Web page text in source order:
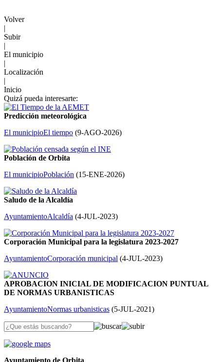
Volver
|
Subir
|
El municipio
|
Localización
|
Inicio
Quizá pueda interesarte:
Predicción meteorológica
El municipioEl tiempo (9-AGO-2026)
Población de Orbita
El municipioPoblación (15-ENE-2026)
Saludo de la Alcaldía
AyuntamientoAlcaldía (4-JUL-2023)
Corporación Municipal para la legislatura 2023-2027
AyuntamientoCorporación municipal (4-JUL-2023)
APROBACION INICIAL DE MODIFICACION PUNTUAL
DE NORMAS URBANISTICAS
AyuntamientoNormas urbanisticas (5-JUL-2021)
Ayuntamiento de Orbita